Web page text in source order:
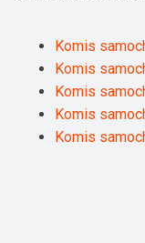
Komis
Komis
Komis
Komis
Komis